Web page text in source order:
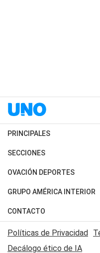
PRINCIPALES
Últimas Noticias
Política
Judiciales
Economia
SECCIONES
Horóscopo
Motores
Trucos caseros
Series y Películas
OVACIÓN DEPORTES
Fútbol
Mundial
Automovilismo
Rugby
GRUPO AMÉRICA INTERIOR
Canal 7 en Vivo
CONTACTO
Acerca de Nosotros
Contactanos
Políticas de Privacidad
Decálogo ético de IA